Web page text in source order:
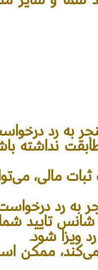
به رد
نداشته
ثبات مالی،
به رد
تایید شما
ویزا شود.
ممکن